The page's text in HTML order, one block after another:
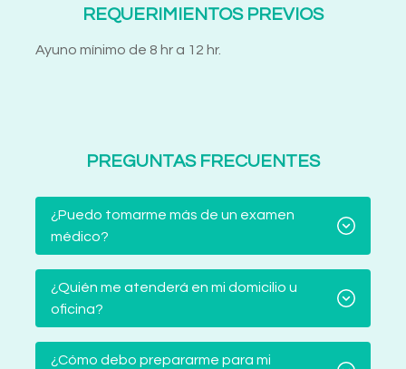
REQUERIMIENTOS PREVIOS
Ayuno mínimo de 8 hr a 12 hr.
PREGUNTAS FRECUENTES
¿Puedo tomarme más de un examen
médico?
¿Quién me atenderá en mi domicilio u
oficina?
¿Cómo debo prepararme para mi